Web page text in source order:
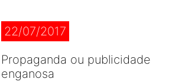
22/07/2017
Propaganda ou publicidade
enganosa